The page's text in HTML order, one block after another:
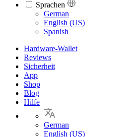
Sprachen
Languages
German
English (US)
Spanish
Hardware-Wallet
Reviews
Sicherheit
App
Shop
Blog
Hilfe
German
English (US)